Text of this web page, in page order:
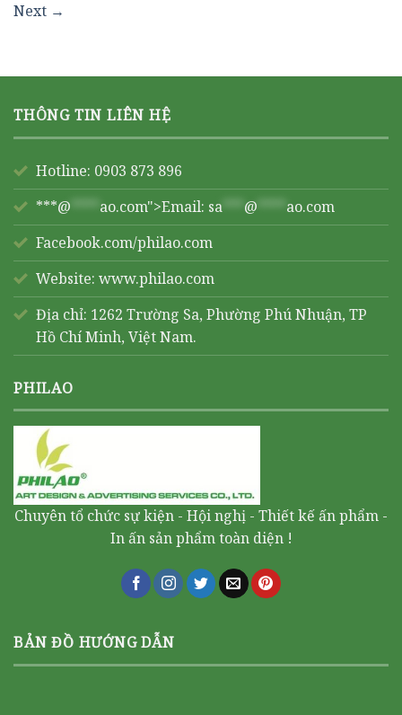
Next →
THÔNG TIN LIÊN HỆ
Hotline: 0903 873 896
***@ **** ao.com">Email: sa *** @ **** ao.com
Facebook.com/philao.com
Website: www.philao.com
Địa chỉ: 1262 Trường Sa, Phường Phú Nhuận, TP
Hồ Chí Minh, Việt Nam.
PHILAO
Chuyên tổ chức sự kiện - Hội nghị - Thiết kế ấn phẩm -
In ấn sản phẩm toàn diện !
BẢN ĐỒ HƯỚNG DẪN